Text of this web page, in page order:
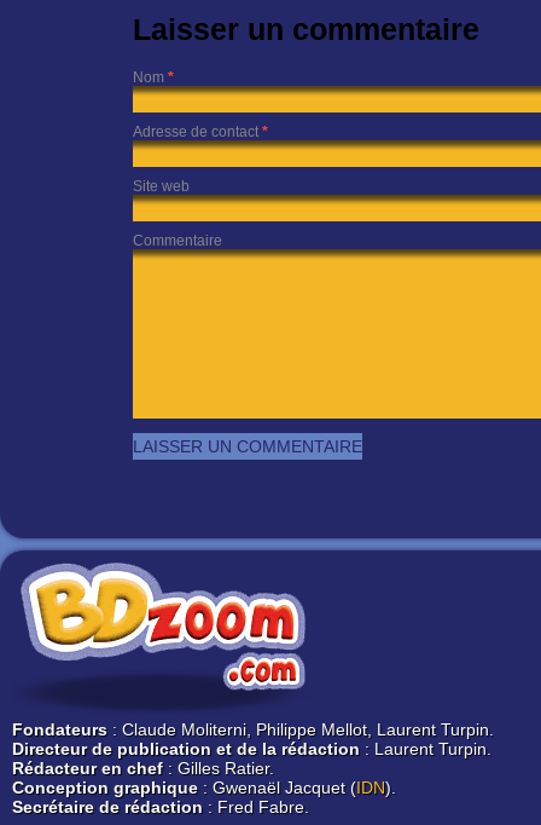
Laisser un commentaire
Nom *
Adresse de contact *
Site web
Commentaire
Fondateurs : Claude Moliterni, Philippe Mellot, Laurent Turpin.
Directeur de publication et de la rédaction : Laurent Turpin.
Rédacteur en chef: Gilles Ratier.
Conception graphique: Gwenaël Jacquet (IDN).
Secrétaire de rédaction : Fred Fabre.